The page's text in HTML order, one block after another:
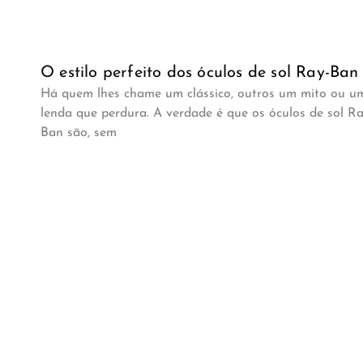
O estilo perfeito dos óculos de sol Ray-Ban
Há quem lhes chame um clássico, outros um mito ou
lenda que perdura. A verdade é que os óculos de sol
Ban são, sem